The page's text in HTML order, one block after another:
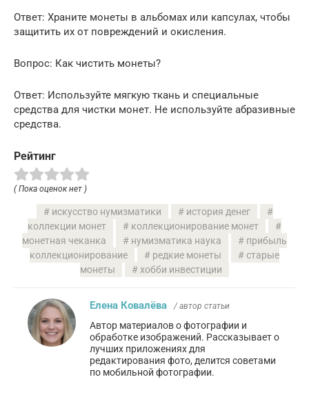
Ответ: Храните монеты в альбомах или капсулах, чтобы
защитить их от повреждений и окисления.
Вопрос: Как чистить монеты?
Ответ: Используйте мягкую ткань и специальные
средства для чистки монет. Не используйте абразивные
средства.
Рейтинг
( Пока оценок нет )
искусство нумизматики
история денег
коллекции монет
коллекционирование монет
монетная чеканка
нумизматика наука
прибыль
коллекционирование
редкие монеты
старые
монеты
хобби инвестиции
Елена Ковалёва / автор статьи
Автор материалов о фотографии и
обработке изображений. Рассказывает о
лучших приложениях для
редактирования фото, делится советами
по мобильной фотографии.